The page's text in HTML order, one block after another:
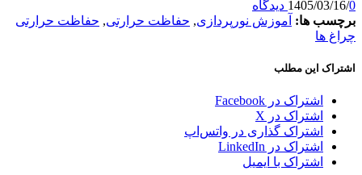
1405/03/16/0 دیدگاه
برچسب ها: آموزش نورپردازی, حفاظت حرارتی, حفاظت حرارتی
چراغ ها
اشتراک این مطلب
اشتراک در Facebook
اشتراک در X
اشتراک گذاری در واتس‌اپ
اشتراک در LinkedIn
اشتراک با ایمیل